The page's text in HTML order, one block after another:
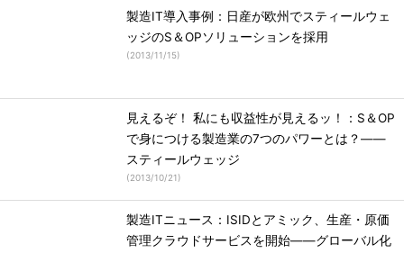
製造IT導入事例：日産が欧州でスティールウェ
ッジのS＆OPソリューションを採用
(2013/11/15)
見えるぞ！ 私にも収益性が見えるッ！：S＆OP
で身につける製造業の7つのパワーとは？――
スティールウェッジ
(2013/10/21)
製造ITニュース：ISIDとアミック、生産・原価
管理クラウドサービスを開始――グローバル化